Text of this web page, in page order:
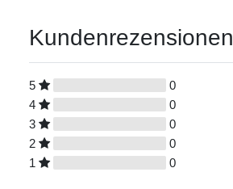
Kundenrezensionen
5
0
4
0
3
0
2
0
1
0